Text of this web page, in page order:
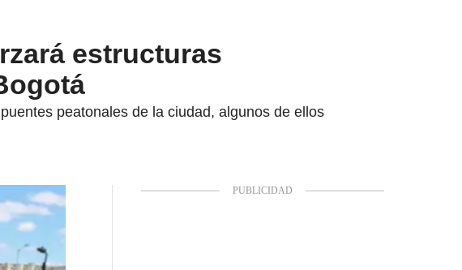
estructuras
peatonales de la ciudad, algunos de ellos